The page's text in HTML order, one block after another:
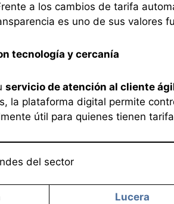
a los cambios de tarifa
es uno de sus valores
tecnología y cercanía
servicio de atención al cliente
la plataforma digital permite
útil para quienes tienen
del sector
Lucera